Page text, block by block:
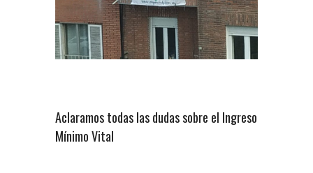
Aclaramos todas las dudas sobre el Ingreso
Mínimo Vital